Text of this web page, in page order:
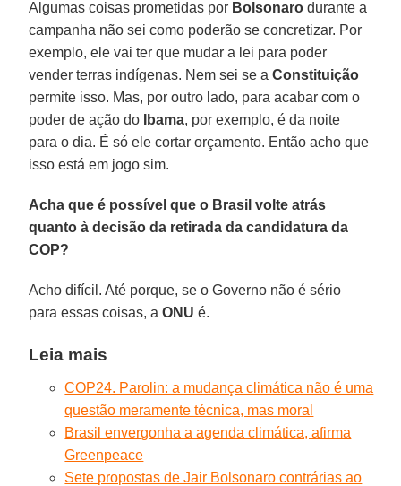
Algumas coisas prometidas por Bolsonaro durante a
campanha não sei como poderão se concretizar. Por
exemplo, ele vai ter que mudar a lei para poder
vender terras indígenas. Nem sei se aConstituição
permite isso. Mas, por outro lado, para acabar com o
poder de ação do
Ibama, por exemplo, é da noite
para o dia. É só ele cortar orçamento. Então acho que
isso está em jogo sim.
Acha que é possível que o Brasil volte atrás
quanto à decisão da retirada da candidatura da
COP?
Acho difícil. Até porque, se o Governo não é sério
para essas coisas, aONU é.
Leia mais
COP24. Parolin: a mudança climática não é uma
questão meramente técnica, mas moral
Brasil envergonha a agenda climática, afirma
Greenpeace
Sete propostas de Jair Bolsonaro contrárias ao